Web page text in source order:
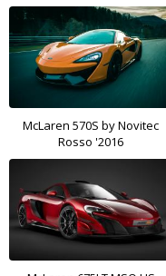
McLaren 570S by Novitec
Rosso '2016